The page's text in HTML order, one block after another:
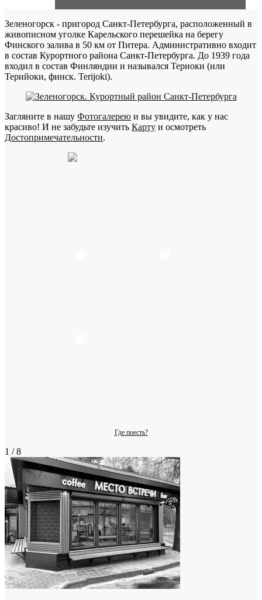
Зеленогорск - пригород Санкт-Петербурга, расположенный в
живописном уголке Карельского перешейка на берегу
Финского залива в 50 км от Питера. Административно входит
в состав Курортного района Санкт-Петербурга. До 1939 года
входил в состав Финляндии и назывался Териоки (или
Терийоки, финск. Terijoki).
Загляните в нашу Фотогалерею и вы увидите, как у нас
красиво! И не забудьте изучить Карту и осмотреть
Достопримечательности.
Где поесть?
1 / 8